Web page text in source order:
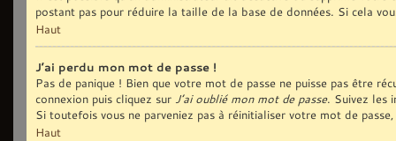
postant pas pour réduire la taille de la base de données. Si cela
Haut
J’ai perdu mon mot de passe !
Pas de panique ! Bien que votre mot de passe ne puisse pas être
connexion puis cliquez sur J’ai oublié mon mot de passe. Suivez les
Si toutefois vous ne parveniez pas à réinitialiser votre mot de
Haut